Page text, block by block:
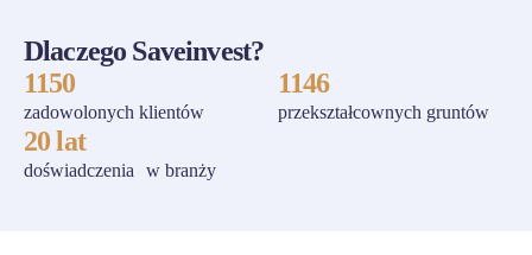
Dlaczego Saveinvest?
1150
zadowolonych klientów
1146
przekształcownych gruntów
20 lat
doświadczenia w branży